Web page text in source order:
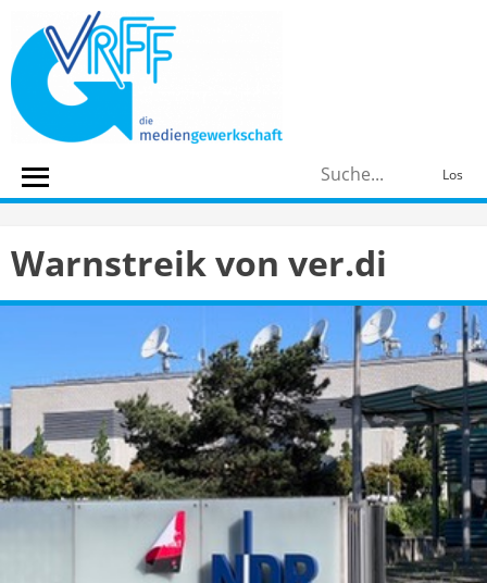
content
Los
Warnstreik von ver.di